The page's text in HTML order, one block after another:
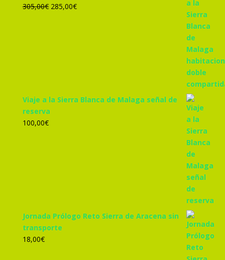
305,00€ El
285,00€El
Viaje a la Sierra Blanca de Malaga señal de
reserva
100,00€
Jornada Prólogo Reto Sierra de Aracena sin
transporte
18,00€